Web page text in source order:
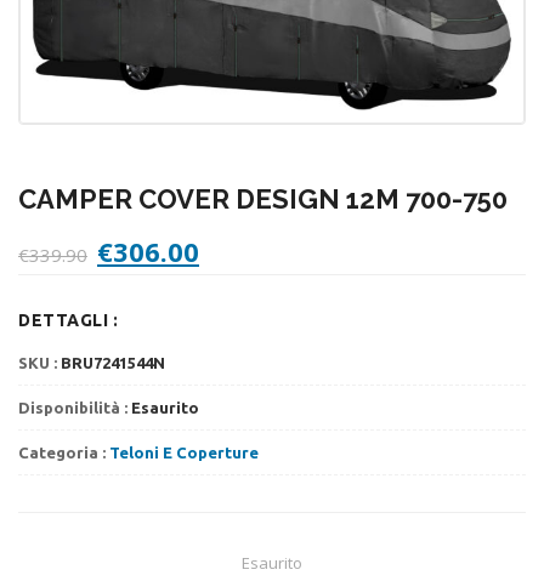
CAMPER COVER DESIGN 12M 700-750
€339.90 Il
prezzo
era:
€339.90.
€306.00
prezzo
DETTAGLI :
SKU : BRU7241544N
Disponibilità : Esaurito
Categoria : Teloni E Coperture
Esaurito